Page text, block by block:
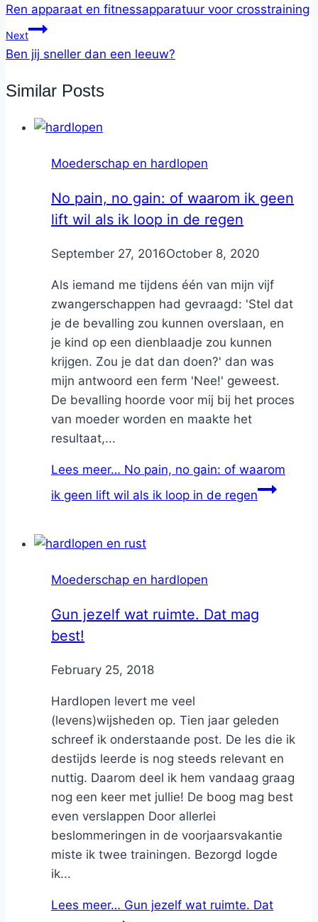
Ren apparaat en fitnessapparatuur voor crosstraining
Next
Ben jij sneller dan een leeuw?
Similar Posts
Moederschap en hardlopen
No pain, no gain: of waarom ik geen
lift wil als ik loop in de regen
ByNicole
September 27, 2016October 8, 2020
Als iemand me tijdens één van mijn vijf
zwangerschappen had gevraagd: 'Stel dat
je de bevalling zou kunnen overslaan, en
je kind op een dienblaadje zou kunnen
krijgen. Zou je dat dan doen?' dan was
mijn antwoord een ferm 'Nee!' geweest.
De bevalling hoorde voor mij bij het proces
van moeder worden en maakte het
resultaat,...
Lees meer… No pain, no gain: of waarom
ik geen lift wil als ik loop in de regen
Moederschap en hardlopen
Gun jezelf wat ruimte. Dat mag
best!
ByNicole
February 25, 2018
Hardlopen levert me veel
(levens)wijsheden op. Tien jaar geleden
schreef ik onderstaande post. De les die ik
destijds leerde is nog steeds relevant en
nuttig. Daarom deel ik hem vandaag graag
nog een keer met jullie! De boog mag best
even verslappen Door allerlei
beslommeringen in de voorjaarsvakantie
miste ik twee trainingen. Bezorgd logde
ik...
Lees meer… Gun jezelf wat ruimte. Dat